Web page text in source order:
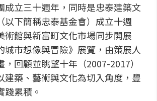
成立三十週年，同時是忠泰建築文
以下簡稱忠泰基金會）成立十週
術館與新富町文化市場同步開展
城市想像與冒險》展覽，由策展人
回顧並眺望十年（2007-2017）
建築、藝術與文化為切入角度，豐
踐累積。